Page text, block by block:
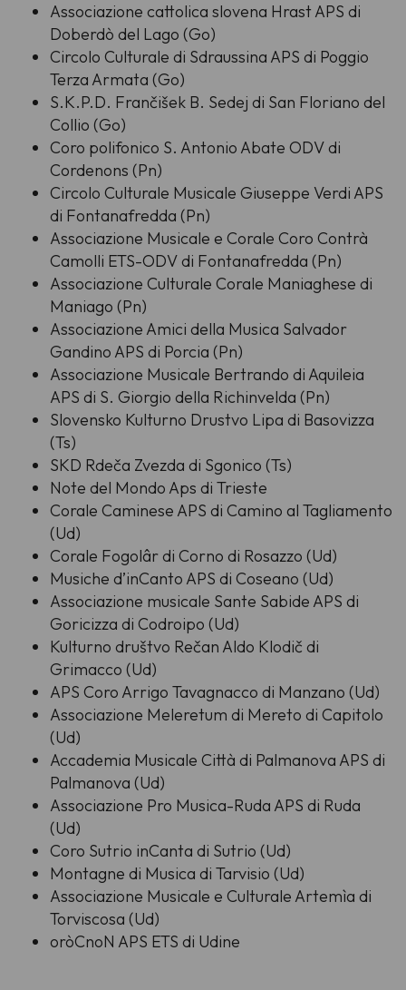
Associazione cattolica slovena Hrast APS di
Doberdò del Lago (Go)
Circolo Culturale di Sdraussina APS di Poggio
Terza Armata (Go)
S.K.P.D. Frančišek B. Sedej di San Floriano del
Collio (Go)
Coro polifonico S. Antonio Abate ODV di
Cordenons (Pn)
Circolo Culturale Musicale Giuseppe Verdi APS
di Fontanafredda (Pn)
Associazione Musicale e Corale Coro Contrà
Camolli ETS-ODV di Fontanafredda (Pn)
Associazione Culturale Corale Maniaghese di
Maniago (Pn)
Associazione Amici della Musica Salvador
Gandino APS di Porcia (Pn)
Associazione Musicale Bertrando di Aquileia
APS di S. Giorgio della Richinvelda (Pn)
Slovensko Kulturno Drustvo Lipa di Basovizza
(Ts)
SKD Rdeča Zvezda di Sgonico (Ts)
Note del Mondo Aps di Trieste
Corale Caminese APS di Camino al Tagliamento
(Ud)
Corale Fogolâr di Corno di Rosazzo (Ud)
Musiche d’inCanto APS di Coseano (Ud)
Associazione musicale Sante Sabide APS di
Goricizza di Codroipo (Ud)
Kulturno društvo Rečan Aldo Klodič di
Grimacco (Ud)
APS Coro Arrigo Tavagnacco di Manzano (Ud)
Associazione Meleretum di Mereto di Capitolo
(Ud)
Accademia Musicale Città di Palmanova APS di
Palmanova (Ud)
Associazione Pro Musica-Ruda APS di Ruda
(Ud)
Coro Sutrio inCanta di Sutrio (Ud)
Montagne di Musica di Tarvisio (Ud)
Associazione Musicale e Culturale Artemìa di
Torviscosa (Ud)
oròCnoN APS ETS di Udine